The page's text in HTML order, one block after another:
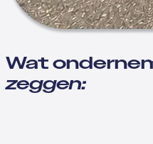
Wat
zeggen: